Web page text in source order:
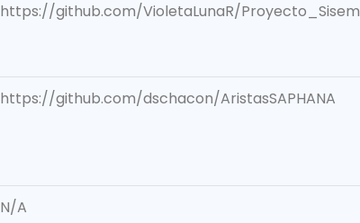
https://github.com/VioletaLunaR/Proyecto_Sisem
https://github.com/dschacon/AristasSAPHANA
N/A